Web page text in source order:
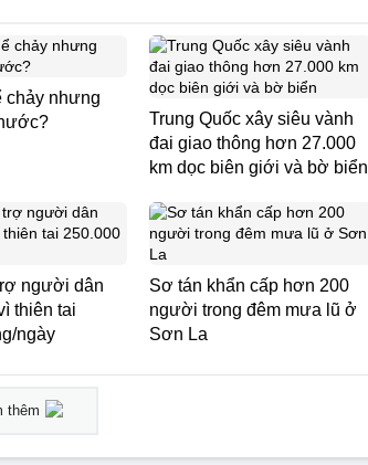
chảy nhưng
Trung Quốc xây siêu vành
đai giao thông hơn 27.000
km dọc biên giới và bờ biển
người dân
thiên tai
ngày
Sơ tán khẩn cấp hơn 200
người trong đêm mưa lũ ở
Sơn La
thêm